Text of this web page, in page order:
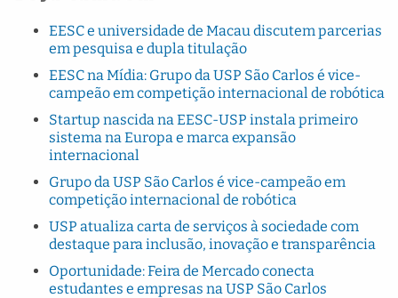
EESC e universidade de Macau discutem parcerias
em pesquisa e dupla titulação
EESC na Mídia: Grupo da USP São Carlos é vice-
campeão em competição internacional de robótica
Startup nascida na EESC-USP instala primeiro
sistema na Europa e marca expansão
internacional
Grupo da USP São Carlos é vice-campeão em
competição internacional de robótica
USP atualiza carta de serviços à sociedade com
destaque para inclusão, inovação e transparência
Oportunidade: Feira de Mercado conecta
estudantes e empresas na USP São Carlos